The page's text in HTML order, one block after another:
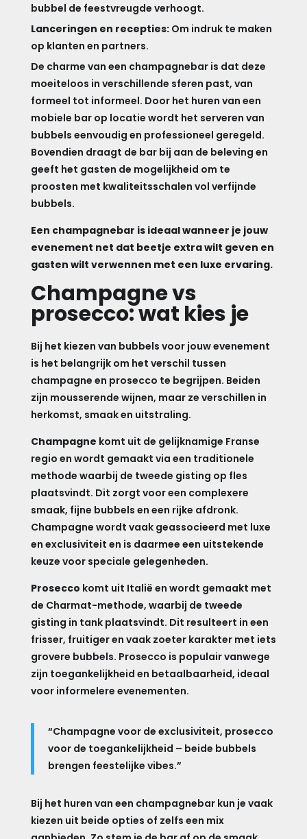
bubbel de feestvreugde verhoogt.
Lanceringen en recepties:Om indruk te maken
op klanten en partners.
De charme van een champagnebar is dat deze
moeiteloos in verschillende sferen past, van
formeel tot informeel. Door het huren van een
mobiele bar op locatie wordt het serveren van
bubbels eenvoudig en professioneel geregeld.
Bovendien draagt de bar bij aan de beleving en
geeft het gasten de mogelijkheid om te
proosten met kwaliteitsschalen vol verfijnde
bubbels.
Een champagnebar is ideaal wanneer je jouw
evenement net dat beetje extra wilt geven en
gasten wilt verwennen met een luxe ervaring.
Champagne vs
prosecco: wat kies je
Bij het kiezen van bubbels voor jouw evenement
is het belangrijk om het verschil tussen
champagne en prosecco te begrijpen. Beiden
zijn mousserende wijnen, maar ze verschillen in
herkomst, smaak en uitstraling.
Champagne komt uit de gelijknamige Franse
regio en wordt gemaakt via een traditionele
methode waarbij de tweede gisting op fles
plaatsvindt. Dit zorgt voor een complexere
smaak, fijne bubbels en een rijke afdronk.
Champagne wordt vaak geassocieerd met luxe
en exclusiviteit en is daarmee een uitstekende
keuze voor speciale gelegenheden.
Prosecco komt uit Italië en wordt gemaakt met
de Charmat-methode, waarbij de tweede
gisting in tank plaatsvindt. Dit resulteert in een
frisser, fruitiger en vaak zoeter karakter met iets
grovere bubbels. Prosecco is populair vanwege
zijn toegankelijkheid en betaalbaarheid, ideaal
voor informelere evenementen.
“Champagne voor de exclusiviteit, prosecco
voor de toegankelijkheid – beide bubbels
brengen feestelijke vibes.”
Bij het huren van een champagnebar kun je vaak
kiezen uit beide opties of zelfs een mix